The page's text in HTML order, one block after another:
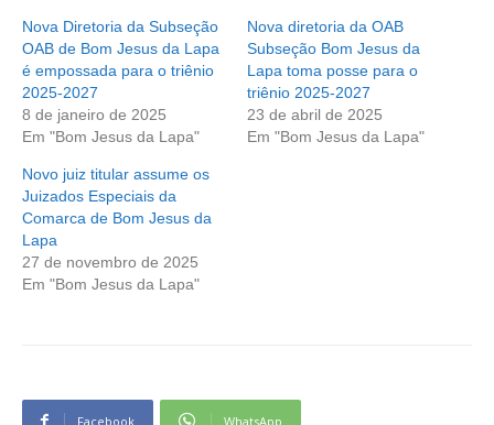
Nova Diretoria da Subseção
OAB de Bom Jesus da Lapa
é empossada para o triênio
2025-2027
8 de janeiro de 2025
Em "Bom Jesus da Lapa"
Nova diretoria da OAB
Subseção Bom Jesus da
Lapa toma posse para o
triênio 2025-2027
23 de abril de 2025
Em "Bom Jesus da Lapa"
Novo juiz titular assume os
Juizados Especiais da
Comarca de Bom Jesus da
Lapa
27 de novembro de 2025
Em "Bom Jesus da Lapa"
Facebook WhatsApp